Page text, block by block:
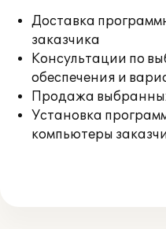
Доставка
заказчика
Консультации по
обеспечения и
Продажа
Установка
компьютеры